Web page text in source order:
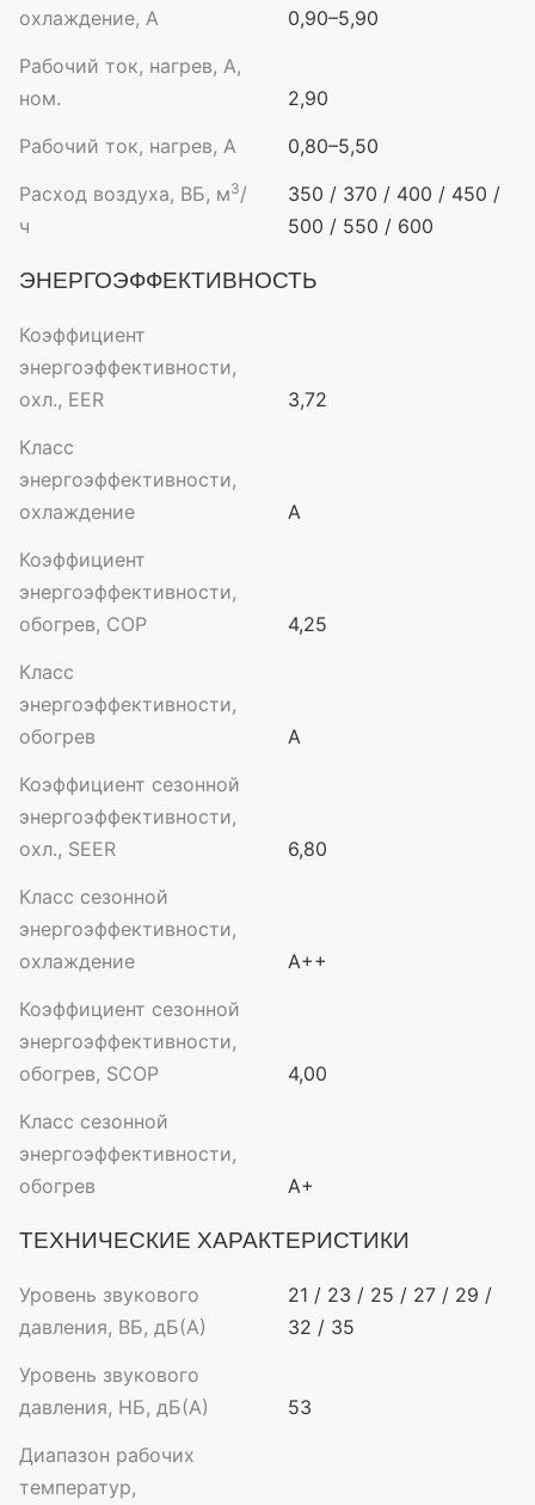
охлаждение, А
0,90–5,90
Рабочий ток, нагрев, А,
ном.
2,90
Рабочий ток, нагрев, А
0,80–5,50
Расход воздуха, ВБ, м3/
ч
350 / 370 / 400 / 450 /
500 / 550 / 600
ЭНЕРГОЭФФЕКТИВНОСТЬ
Коэффициент
энергоэффективности,
охл., EER
3,72
Класс
энергоэффективности,
охлаждение
A
Коэффициент
энергоэффективности,
обогрев, COP
4,25
Класс
энергоэффективности,
обогрев
A
Коэффициент сезонной
энергоэффективности,
охл., SEER
6,80
Класс сезонной
энергоэффективности,
охлаждение
A++
Коэффициент сезонной
энергоэффективности,
обогрев, SCOP
4,00
Класс сезонной
энергоэффективности,
обогрев
A+
ТЕХНИЧЕСКИЕ ХАРАКТЕРИСТИКИ
Уровень звукового
давления, ВБ, дБ(А)
21 / 23 / 25 / 27 / 29 /
32 / 35
Уровень звукового
давления, НБ, дБ(А)
53
Диапазон рабочих
температур,